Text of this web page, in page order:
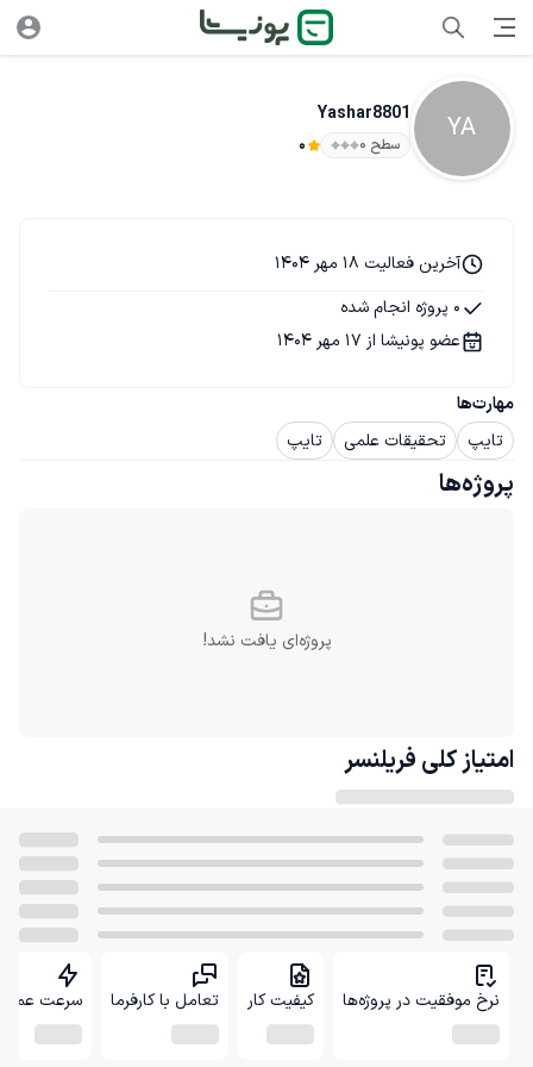
YA
Yashar8801
سطح ۰ 0
مهارت‌ها
تایپ
تحقیقات علمی تایپ
آخرین فعالیت 18 مهر 1404
0 پروژه انجام شده
عضو پونیشا از 17 مهر 1404
پروژه‌ها
پروژه‌ای یافت نشد!
امتیاز کلی فریلنسر
نرخ موفقیت در پروژه‌ها کیفیت کار تعامل با کارفرما سرعت عمل